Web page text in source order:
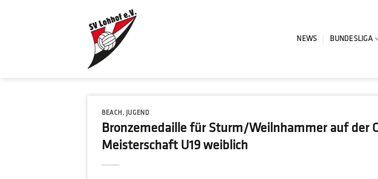
NEWS BUNDESLIGA
BEACH , JUGEND
Bronzemedaille für Sturm/Weilnhammer auf der
Meisterschaft U19 weiblich